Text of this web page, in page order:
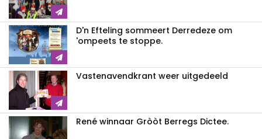
D'n Efteling sommeert Derredeze om
'ompeets te stoppe.
Vastenavendkrant weer uitgedeeld
René winnaar Gròòt Berregs Dictee.